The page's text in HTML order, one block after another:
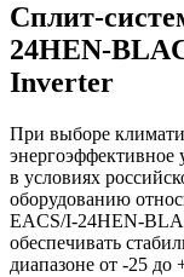
Сплит-
24HEN-
Inverter
При выборе
энергоэффективное
в условиях
оборудованию
EACS/I-24HEN-
обеспечивать
диапазоне от -25 до